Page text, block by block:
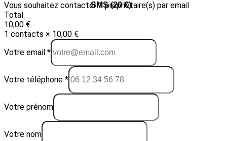
Email (10 €) SMS (20 €)
Vous souhaitez contacter 1 propriétaire(s) par email
Total
10,00 €
1 contacts × 10,00 €
Votre email *
Votre téléphone *
Votre prénom
Votre nom